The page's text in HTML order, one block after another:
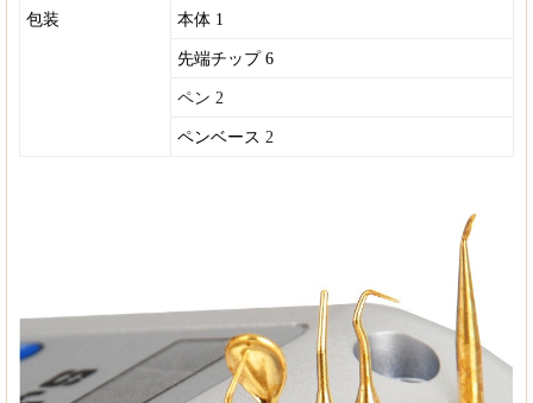
包装 本体 1
先端チップ 6
ペン 2
ペンベース 2